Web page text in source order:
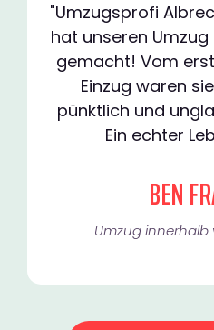
"Umzugsprofi
hat unseren
gemacht! Vom
Einzug waren
pünktlich und
Ein echter
BEN
Umzug innerhalb